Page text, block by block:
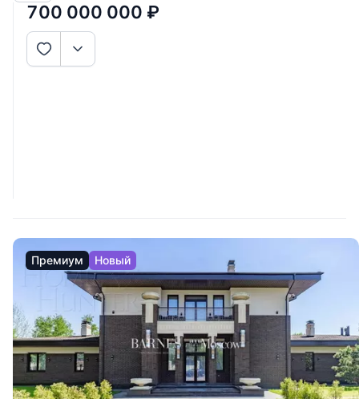
кровля, открытый бассейн.
700 000 000 ₽
Премиум Новый